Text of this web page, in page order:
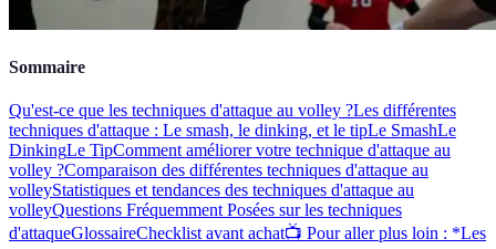
Sommaire
Qu'est-ce que les techniques d'attaque au volley ?Les différentes
techniques d'attaque : Le smash, le dinking, et le tipLe SmashLe
DinkingLe TipComment améliorer votre technique d'attaque au
volley ?Comparaison des différentes techniques d'attaque au
volleyStatistiques et tendances des techniques d'attaque au
volleyQuestions Fréquemment Posées sur les techniques
d'attaqueGlossaireChecklist avant achat📺 Pour aller plus loin : *Les